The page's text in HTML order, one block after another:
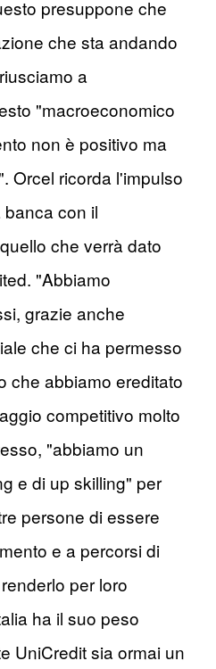
presuppone che
che sta andando
a
"macroeconomico
non è positivo ma
Orcel ricorda l'impulso
con il
che verrà dato
"Abbiamo
grazie anche
che ci ha permesso
che abbiamo ereditato
competitivo molto
"abbiamo un
e di up skilling" per
persone di essere
e a percorsi di
per loro
ha il suo peso
UniCredit sia ormai un